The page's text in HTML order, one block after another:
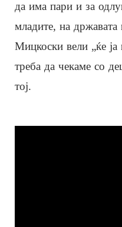
да има пари и за
младите, на државата
Мицкоски вели „ќе ја
треба да чекаме со
тој.